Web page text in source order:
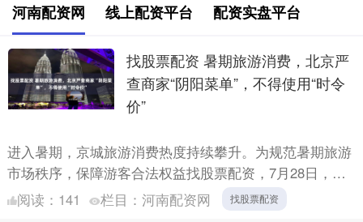
河南配资网 线上配资平台 配资实盘平台
找股票配资 暑期旅游消费，北京严
查商家“阴阳菜单”，不得使用“时令
价”
进入暑期，京城旅游消费热度持续攀升。为规范暑期旅游
市场秩序，保障游客合法权益找股票配资，7月28日，北
京市市场监管综合执法总队以王府井商业街区为重点，对
阅读： 141 栏目： 河南配资网 找股票配资